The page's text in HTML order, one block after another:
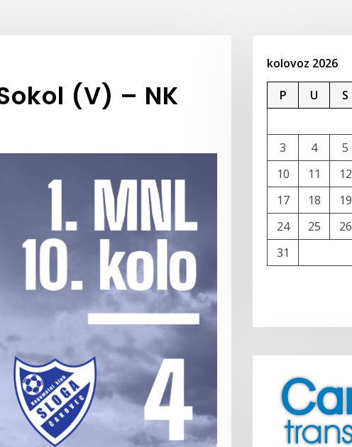
(V) – NK
kolovoz 2026
P U S
3
4 5
10
11 12
17
18 19
24
25 26
31